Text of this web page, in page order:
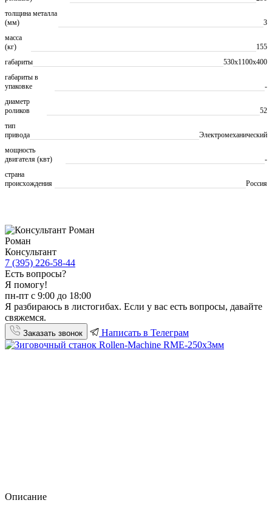
толщина металла
(мм)
3
масса
(кг)
155
габариты
530х1100х400
габариты в
упаковке
-
диаметр
роликов
52
тип
привода
Электромеханический
мощность
двигателя (квт)
-
страна
происхождения
Россия
Роман
Консультант
7 (395) 226-58-44
Есть вопросы?
Я помогу!
пн-пт с 9:00 до 18:00
Я разбираюсь в листогибах. Если у вас есть вопросы, давайте
свяжемся.
Заказать звонок Написать в Телеграм
Описание